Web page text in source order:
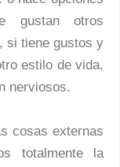
gustan otros
si tiene gustos y
estilo de vida,
nerviosos.
cosas externas
totalmente la